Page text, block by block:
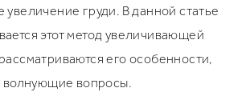
увеличение груди. В данной статье
этот метод увеличивающей
его особенности,
волнующие вопросы.